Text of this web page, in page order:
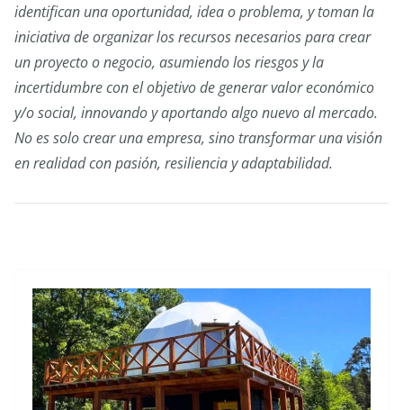
identifican una oportunidad, idea o problema, y toman la
iniciativa de organizar los recursos necesarios para crear
un proyecto o negocio, asumiendo los riesgos y la
incertidumbre con el objetivo de generar valor económico
y/o social, innovando y aportando algo nuevo al mercado.
No es solo crear una empresa, sino transformar una visión
en realidad con pasión, resiliencia y adaptabilidad.